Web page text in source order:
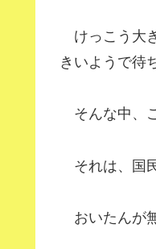
けっこう大
きいようで待
そんな中、
それは、国
おいたんが